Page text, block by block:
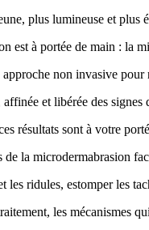
plus lumineuse et plus
est à portée de main : la
non invasive
et libérée des signes
résultats sont à votre
la microdermabrasion
les ridules, estomper les
les mécanismes